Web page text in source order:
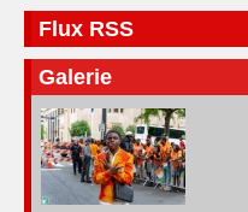
Flux RSS
Galerie